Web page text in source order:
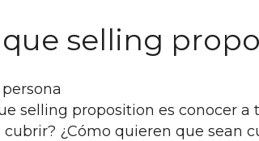
selling
selling proposition es conocer
cubrir? ¿Cómo quieren que sean